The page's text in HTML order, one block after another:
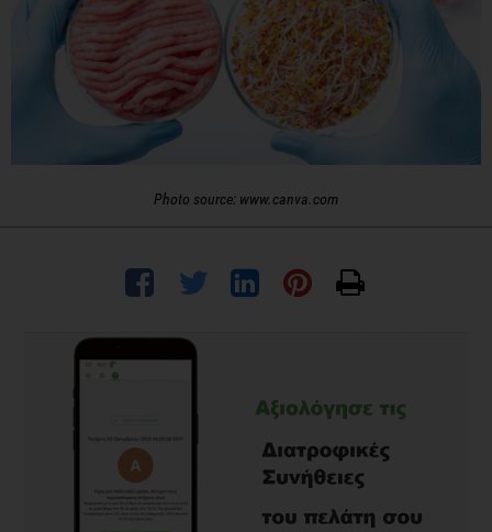
Photo source: www.canva.com